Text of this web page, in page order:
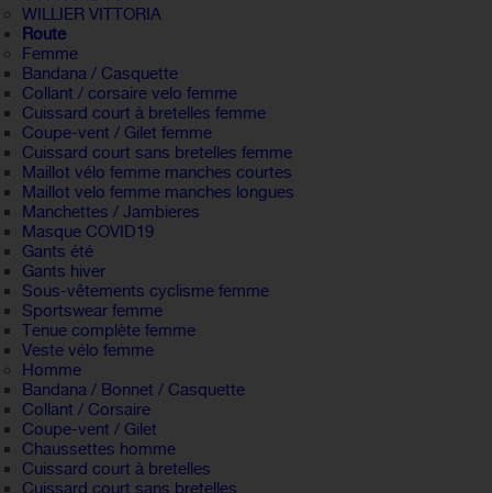
WILLIER VITTORIA
Route
Femme
Bandana / Casquette
Collant / corsaire velo femme
Cuissard court à bretelles femme
Coupe-vent / Gilet femme
Cuissard court sans bretelles femme
Maillot vélo femme manches courtes
Maillot velo femme manches longues
Manchettes / Jambieres
Masque COVID19
Gants été
Gants hiver
Sous-vêtements cyclisme femme
Sportswear femme
Tenue complète femme
Veste vélo femme
Homme
Bandana / Bonnet / Casquette
Collant / Corsaire
Coupe-vent / Gilet
Chaussettes homme
Cuissard court à bretelles
Cuissard court sans bretelles